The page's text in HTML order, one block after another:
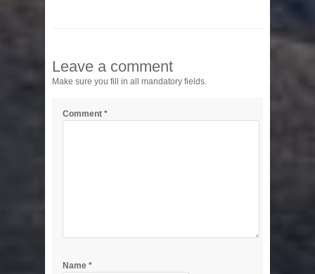
Leave a comment
Make sure you fill in all mandatory fields.
Comment *
Name *